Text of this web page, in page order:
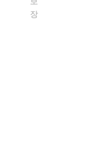
장